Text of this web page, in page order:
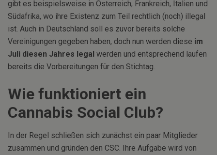
gibt es beispielsweise in Österreich, Frankreich, Italien und
Südafrika, wo ihre Existenz zum Teil rechtlich (noch) illegal
ist. Auch in Deutschland soll es zuvor bereits solche
Vereinigungen gegeben haben, doch nun werden diese im
Juli diesen Jahres legal werden und entsprechend laufen
bereits die Vorbereitungen für den Stichtag.
Wie funktioniert ein
Cannabis Social Club?
In der Regel schließen sich zunächst ein paar Mitglieder
zusammen und gründen den CSC. Ihre Aufgabe wird von